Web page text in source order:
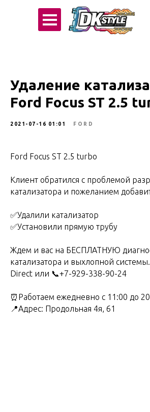
Удаление
Ford Focus ST 2.5
2021-07-16 01:01 FORD
Ford Focus ST 2.5 turbo
Клиент обратился с проблемой
катализатора и пожеланием
✅Удалили катализатор
✅Установили прямую трубу
Ждем и вас на БЕСПЛАТНУЮ
катализатора и выхлопной системы.
Direct или 📞+7-929-338-90-24
⏰Работаем ежедневно с 11:00 до
📍Адрес: Продольная 4я, 61